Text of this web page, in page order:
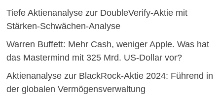
Tiefe Aktienanalyse zur DoubleVerify-Aktie mit
Stärken-Schwächen-Analyse
Warren Buffett: Mehr Cash, weniger Apple. Was hat
das Mastermind mit 325 Mrd. US-Dollar vor?
Aktienanalyse zur BlackRock-Aktie 2024: Führend in
der globalen Vermögensverwaltung